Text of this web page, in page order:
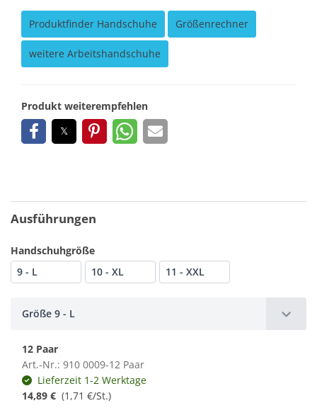
Produktfinder Handschuhe Größenrechner
weitere Arbeitshandschuhe
Produkt weiterempfehlen
Ausführungen
Handschuhgröße
9 - L
10 - XL 11 - XXL
Größe 9 - L
12 Paar
Art.-Nr.: 910 0009-12 Paar
Lieferzeit 1-2 Werktage
14,89 € (1,71 €/St.)